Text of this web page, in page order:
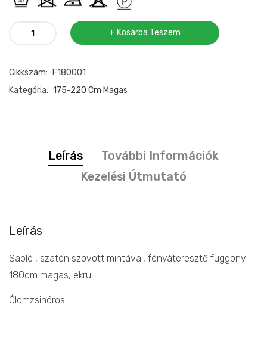
függöny
ekrü
Kosárba Teszem
Cikkszám:
F180001
Kategória: 175-220 Cm Magas
Leírás
További Információk
Kezelési Útmutató
Leírás
Sablé , szatén szövött mintával, fényáteresztő függöny
180cm magas, ekrü.
Ólomzsinóros.